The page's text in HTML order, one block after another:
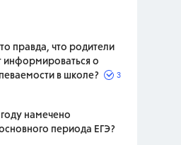
правда, что родители
информироваться о
в школе?
3
намечено
периода ЕГЭ?